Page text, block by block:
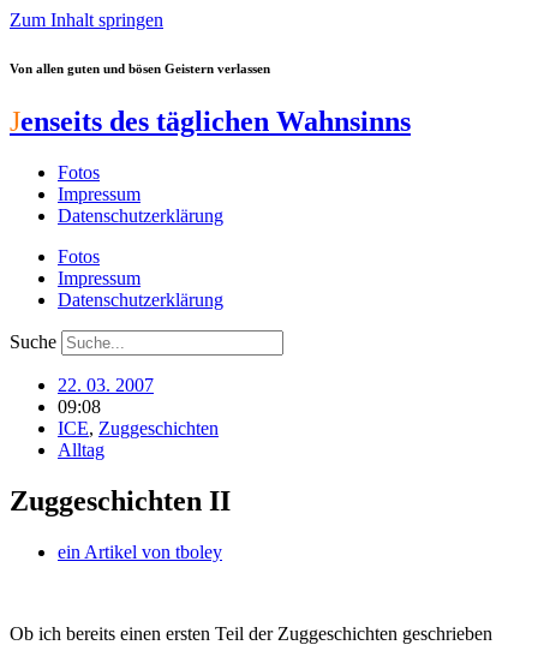
Zum Inhalt springen
Von allen guten und bösen Geistern verlassen
Jenseits des täglichen Wahnsinns
Fotos
Impressum
Datenschutzerklärung
Fotos
Impressum
Datenschutzerklärung
Suche
22. 03. 2007
09:08
ICE, Zuggeschichten
Alltag
Zuggeschichten II
ein Artikel von tboley
Ob ich bereits einen ersten Teil der Zuggeschichten geschrieben